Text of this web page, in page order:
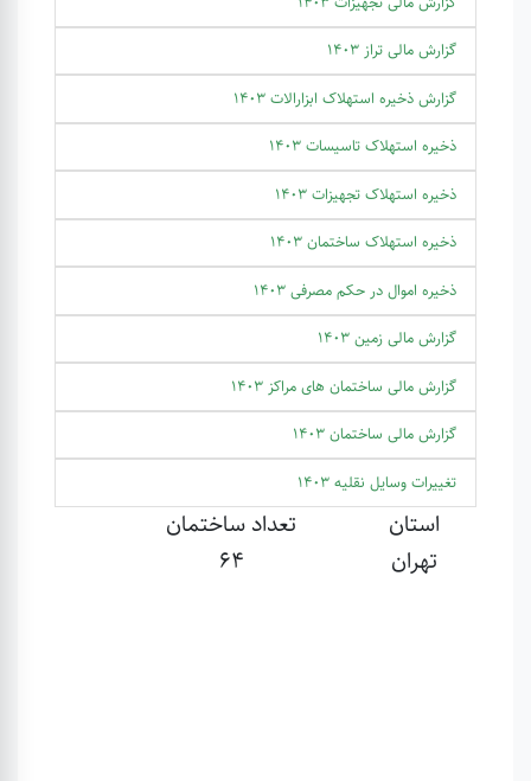
گزارش مالی تراز 1403
گزارش ذخیره استهلاک ابزارالات 1403
ذخیره استهلاک تاسیسات 1403
ذخیره استهلاک تجهیزات 1403
ذخیره استهلاک ساختمان 1403
ذخیره اموال در حکم مصرفی 1403
گزارش مالی زمین 1403
گزارش مالی ساختمان های مراکز 1403
گزارش مالی ساختمان 1403
تغییرات وسایل نقلیه 1403
استان
تعداد ساختمان
تهران
64